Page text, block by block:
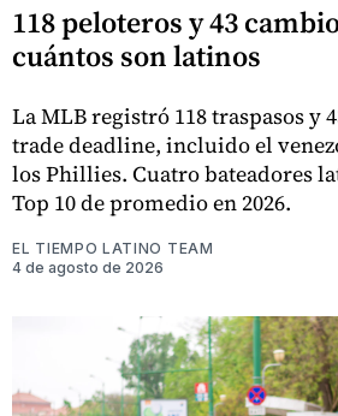
118 peloteros y 43
cuántos son latinos
La MLB registró 118 traspasos y
trade deadline, incluido el
los Phillies. Cuatro bateadores
Top 10 de promedio en 2026.
EL TIEMPO LATINO TEAM
4 de agosto de 2026